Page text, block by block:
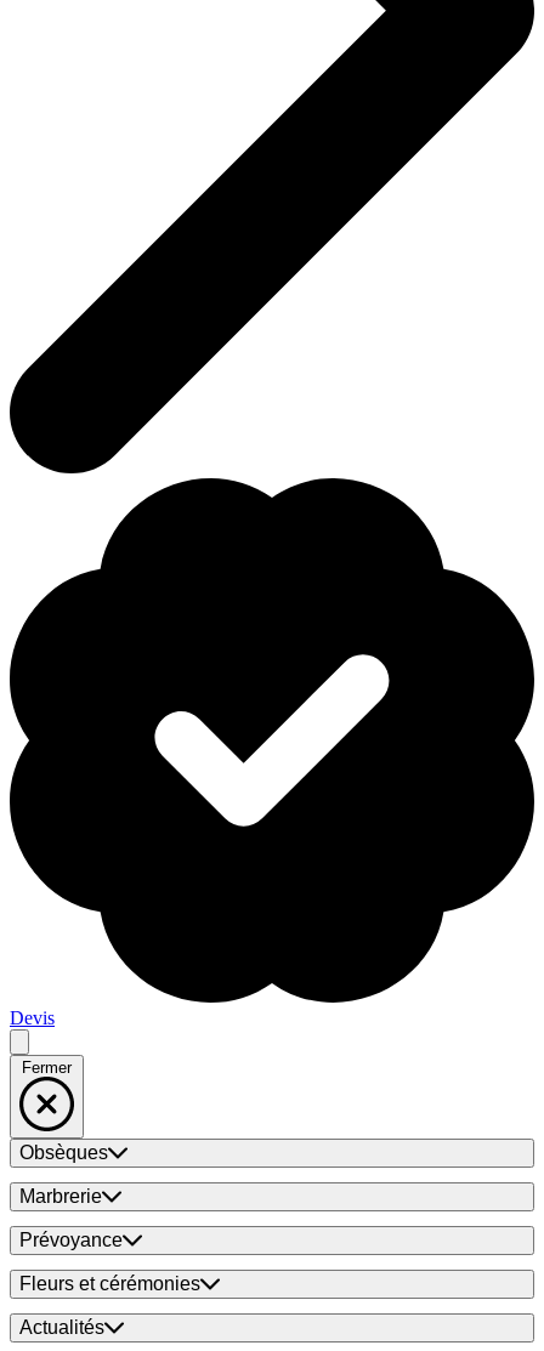
Devis
Fermer
Obsèques
Marbrerie
Prévoyance
Fleurs et cérémonies
Actualités